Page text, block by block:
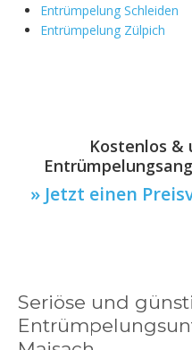
Entrümpelung Schleiden
Entrümpelung Zülpich
Kostenlos &
» Jetzt einen
Seriöse und